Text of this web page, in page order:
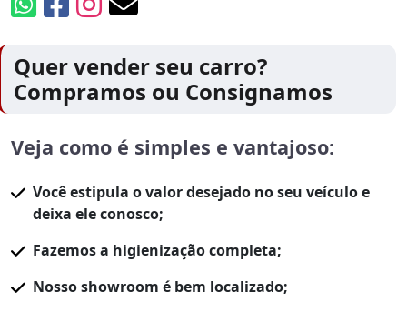
Quer vender seu carro?
Compramos ou Consignamos
Veja como é simples e vantajoso:
Você estipula o valor desejado no seu veículo e
deixa ele conosco;
Fazemos a higienização completa;
Nosso showroom é bem localizado;